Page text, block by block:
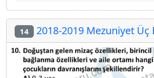
14 2018-2019 Mezuniyet Üç